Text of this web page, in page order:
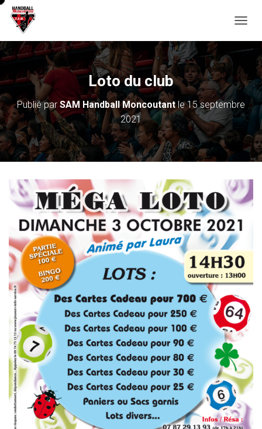
É
P
E
L
A
A
V
I
A
T
I
O
N
Loto du club
Publié par SAM Handball Moncoutantle15 septembre
2021